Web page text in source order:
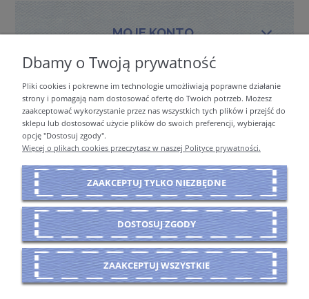
MOJE KONTO
PŁATNOŚCI I DOSTAWA
INFORMACJE
O NAS
POKAŻ PEŁNĄ WERSJĘ STRONY
Sklep internetowy Shoper Premium
Dbamy o Twoją prywatność
Pliki cookies i pokrewne im technologie umożliwiają poprawne działanie
strony i pomagają nam dostosować ofertę do Twoich potrzeb. Możesz
zaakceptować wykorzystanie przez nas wszystkich tych plików i przejść do
sklepu lub dostosować użycie plików do swoich preferencji, wybierając
opcję "Dostosuj zgody".
Więcej o plikach cookies przeczytasz w naszej Polityce prywatności.
ZAAKCEPTUJ TYLKO NIEZBĘDNE
DOSTOSUJ ZGODY
ZAAKCEPTUJ WSZYSTKIE